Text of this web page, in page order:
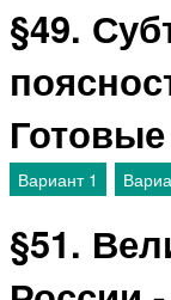
§49.
Вариант 1
§51.